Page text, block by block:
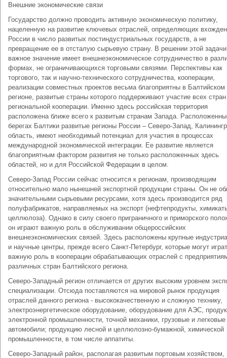
Внешние экономические связи
Государство должно проводить активную экономическую политику,
нацеленную на развитие ключевых отраслей, определяющих
России в число развитых постиндустриальных государств, а не
превращение ее в отсталую сырьевую страну. В решении этой задачи
важное значение имеет внешнеэкономическое сотрудничество в
формах, не ограничивающихся торговыми связями. Перспективы как
торгового, так и научно-технического сотрудничества, кооперации,
реализации совместных проектов весьма благоприятны в Балтийском
регионе, развитые страны которого поддерживают участие всех
региональной кооперации. Именно здесь российская территория
расположена ближе всего к развитым странам Запада.
берегах Балтики развитые регионы России – Северо-Запад,
область, имеют необходимый потенциал для участия в процессах
международной экономической интеграции. Ее развитие является
благоприятным фактором развития не только расположенных здесь
областей, но и для Российской Федерации в целом.
Северо-Запад России сейчас относится к регионам, производящим
относительно мало нынешней экспортной продукции страны. Он не
значительными сырьевыми ресурсами, хотя здесь производится ряд
полуфабрикатов, направляемых на экспорт (нефтепродукты,
целлюлоза). Однако в силу своего приграничного и приморского
он играют важную роль в обслуживании общероссийских
внешнеэкономических связей. Здесь расположены крупные
и научные центры, прежде всего Санкт-Петербург, которые могут
важную роль в кооперации обрабатывающих отраслей с
различных стран Балтийского региона.
Северо-Западный регион отличается от других высоким уровнем
специализации. Отсюда поставляются на мировой рынок продукция
отраслей данного региона - высококачественную и сложную технику,
электроэнергетическое оборудование, оборудование для АЭС,
электронной промышленности, точной механики, грузовые и легковые
автомобили; продукцию лесной и целлюлозно-бумажной, химической
промышленности, в том числе аппатиты.
Северо-Западный район, располагая развитым портовым хозяйством,